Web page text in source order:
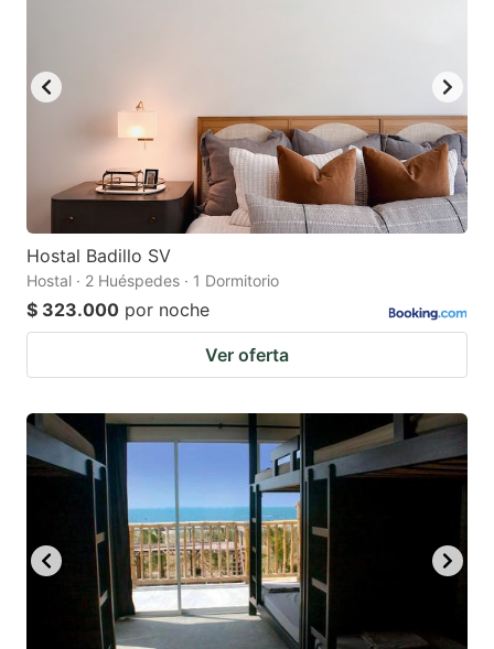
Hostal Badillo SV
Hostal · 2 Huéspedes · 1 Dormitorio
$ 323.000 por noche
Ver oferta